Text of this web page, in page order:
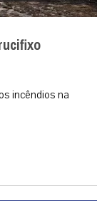
incêndios na